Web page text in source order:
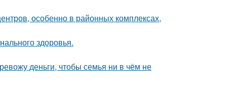
особенно в районных комплексах,
здоровья.
деньги, чтобы семья ни в чём не